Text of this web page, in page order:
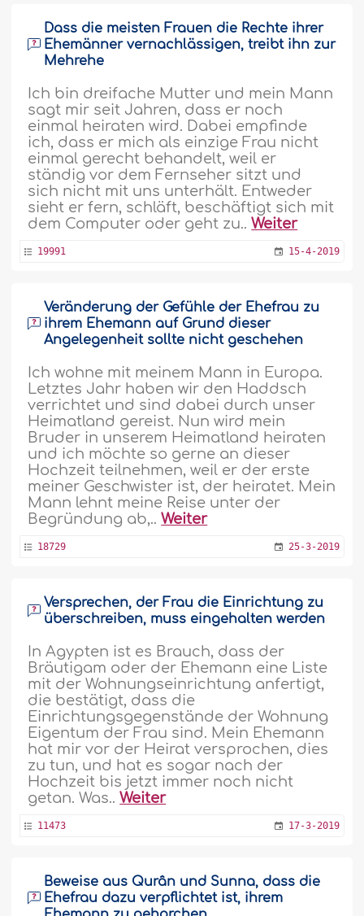
Dass die meisten Frauen die Rechte ihrer
Ehemänner vernachlässigen, treibt ihn zur
Mehrehe
Ich bin dreifache Mutter und mein Mann
sagt mir seit Jahren, dass er noch
einmal heiraten wird. Dabei empfinde
ich, dass er mich als einzige Frau nicht
einmal gerecht behandelt, weil er
ständig vor dem Fernseher sitzt und
sich nicht mit uns unterhält. Entweder
sieht er fern, schläft, beschäftigt sich mit
dem Computer oder geht zu..Weiter
19991 15-4-2019
Veränderung der Gefühle der Ehefrau zu
ihrem Ehemann auf Grund dieser
Angelegenheit sollte nicht geschehen
Ich wohne mit meinem Mann in Europa.
Letztes Jahr haben wir den Haddsch
verrichtet und sind dabei durch unser
Heimatland gereist. Nun wird mein
Bruder in unserem Heimatland heiraten
und ich möchte so gerne an dieser
Hochzeit teilnehmen, weil er der erste
meiner Geschwister ist, der heiratet. Mein
Mann lehnt meine Reise unter der
Begründung ab,..Weiter
18729 25-3-2019
Versprechen, der Frau die Einrichtung zu
überschreiben, muss eingehalten werden
In Ägypten ist es Brauch, dass der
Bräutigam oder der Ehemann eine Liste
mit der Wohnungseinrichtung anfertigt,
die bestätigt, dass die
Einrichtungsgegenstände der Wohnung
Eigentum der Frau sind. Mein Ehemann
hat mir vor der Heirat versprochen, dies
zu tun, und hat es sogar nach der
Hochzeit bis jetzt immer noch nicht
getan. Was..Weiter
11473 17-3-2019
Beweise aus Qurân und Sunna, dass die
Ehefrau dazu verpflichtet ist, ihrem